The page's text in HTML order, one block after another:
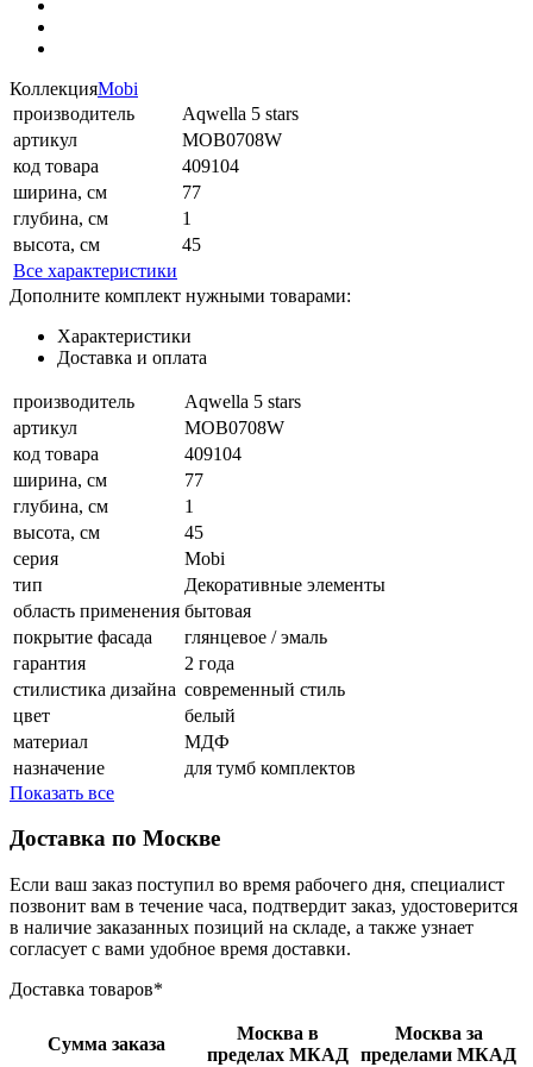
КоллекцияMobi
производитель
Aqwella 5 stars
артикул
MOB0708W
код товара
409104
ширина, см
77
глубина, см
1
высота, см
45
Все характеристики
Дополните комплект нужными товарами:
Характеристики
Доставка и оплата
производитель
Aqwella 5 stars
артикул
MOB0708W
код товара
409104
ширина, см
77
глубина, см
1
высота, см
45
серия
Mobi
тип
Декоративные элементы
область применения бытовая
покрытие фасада
глянцевое / эмаль
гарантия
2 года
стилистика дизайна современный стиль
цвет
белый
материал
МДФ
назначение
для тумб комплектов
Показать все
Доставка по Москве
Если ваш заказ поступил во время рабочего дня, специалист
позвонит вам в течение часа, подтвердит заказ, удостоверится
в наличие заказанных позиций на складе, а также узнает
согласует с вами удобное время доставки.
Доставка товаров*
Сумма заказа
Москва в
пределах МКАД
Москва за
пределами МКАД